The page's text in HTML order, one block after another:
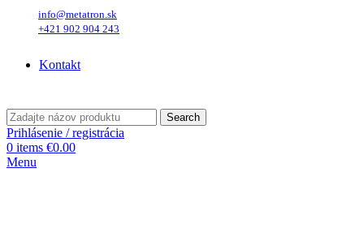
info@metatron.sk
+421 902 904 243
Kontakt
Search
Prihlásenie / registrácia
0 items €0.00
Menu